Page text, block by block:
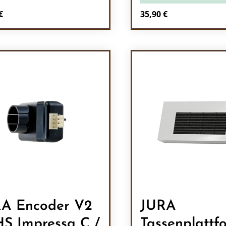
Preis: Regulärer Preis:
35,90 €
Encoder V2
JURA